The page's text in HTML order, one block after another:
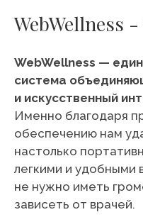
WebWellness
WebWellness —
система
и искусственный
Именно благодаря
обеспечению нам
настолько
легкими и удобными
не нужно иметь
зависеть от врачей.